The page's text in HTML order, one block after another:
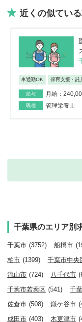
近くの似てい
車通勤OK 保育支援・託
給与 月給：
職種 管理栄養士
千葉県のエリア別
千葉市 (3752) 船橋市
柏市 (1399) 千葉市中央
流山市 (724) 八千代市
千葉市若葉区 (541) 千
佐倉市 (508) 鎌ケ谷市
成田市 (403) 木更津市